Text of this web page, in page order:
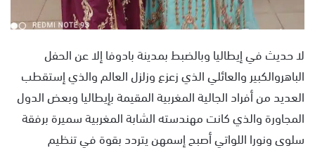
لا حديث في إيطاليا وبالضبط بمدينة بادوفا إلا عن الحفل
الباهروالكبير والعائلي الذي زعزع وزلزل العالم والذي إستقطب
العديد من أفراد الجالية المغربية المقيمة بإيطاليا وبعض الدول
المجاورة والذي كانت مهندسته الشابة المغربية سميرة برفقة
سلوى ونورا اللواتي أصبح إسمهن يتردد بقوة في تنظيم